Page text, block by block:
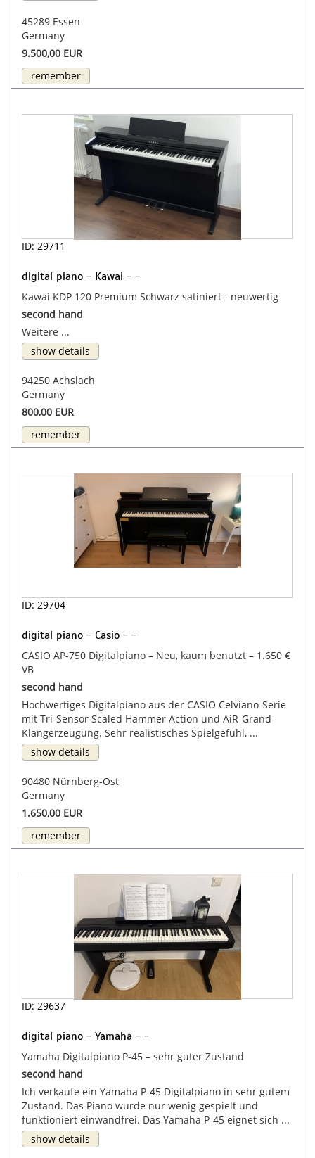
45289 Essen
Germany
9.500,00 EUR
remember
ID: 29711
digital piano - Kawai - -
Kawai KDP 120 Premium Schwarz satiniert - neuwertig
second hand
Weitere ...
show details
94250 Achslach
Germany
800,00 EUR
remember
ID: 29704
digital piano - Casio - -
CASIO AP-750 Digitalpiano – Neu, kaum benutzt – 1.650 €
VB
second hand
Hochwertiges Digitalpiano aus der CASIO Celviano-Serie
mit Tri-Sensor Scaled Hammer Action und AiR-Grand-
Klangerzeugung. Sehr realistisches Spielgefühl, ...
show details
90480 Nürnberg-Ost
Germany
1.650,00 EUR
remember
ID: 29637
digital piano - Yamaha - -
Yamaha Digitalpiano P-45 – sehr guter Zustand
second hand
Ich verkaufe ein Yamaha P-45 Digitalpiano in sehr gutem
Zustand. Das Piano wurde nur wenig gespielt und
funktioniert einwandfrei. Das Yamaha P-45 eignet sich ...
show details